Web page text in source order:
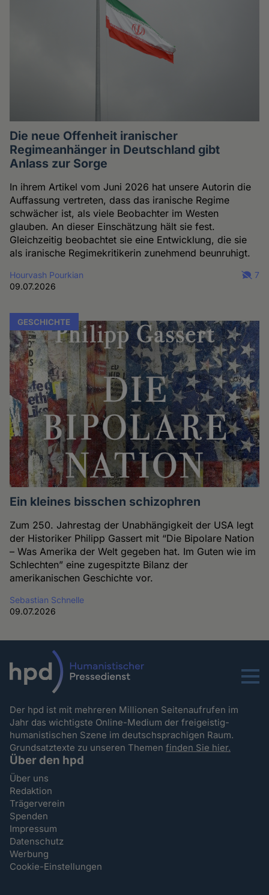
Die neue Offenheit iranischer
Regimeanhänger in Deutschland gibt
Anlass zur Sorge
In ihrem Artikel vom Juni 2026 hat unsere Autorin die
Auffassung vertreten, dass das iranische Regime
schwächer ist, als viele Beobachter im Westen
glauben. An dieser Einschätzung hält sie fest.
Gleichzeitig beobachtet sie eine Entwicklung, die sie
als iranische Regimekritikerin zunehmend beunruhigt.
Hourvash Pourkian
09.07.2026
7
GESCHICHTE
Ein kleines bisschen schizophren
Zum 250. Jahrestag der Unabhängigkeit der USA legt
der Historiker Philipp Gassert mit “Die Bipolare Nation
– Was Amerika der Welt gegeben hat. Im Guten wie im
Schlechten” eine zugespitzte Bilanz der
amerikanischen Geschichte vor.
Sebastian Schnelle
09.07.2026
Menu
Der hpd ist mit mehreren Millionen Seitenaufrufen im
Jahr das wichtigste Online-Medium der freigeistig-
humanistischen Szene im deutschsprachigen Raum.
Grundsatztexte zu unseren Themenfinden Sie hier.
Über den hpd
Über uns
Redaktion
Trägerverein
Spenden
Impressum
Datenschutz
Werbung
Cookie-Einstellungen